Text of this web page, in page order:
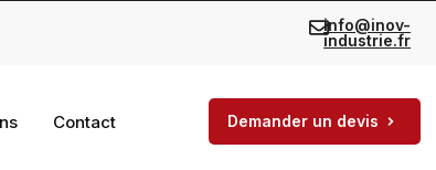
info@inov-
industrie.fr
Contact Demander un devis